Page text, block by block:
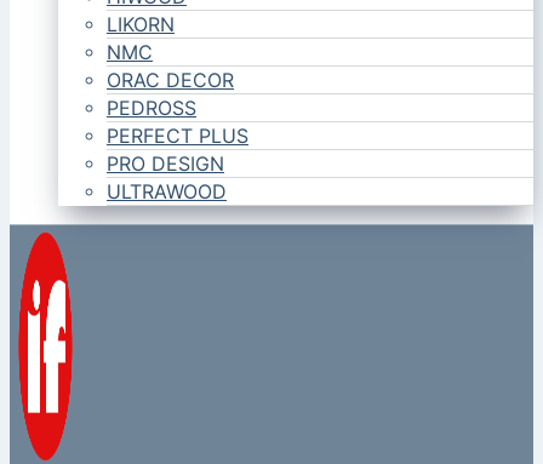
LIKORN
NMC
ORAC DECOR
PEDROSS
PERFECT PLUS
PRO DESIGN
ULTRAWOOD